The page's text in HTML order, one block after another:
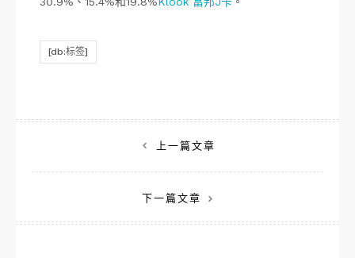
[db:标签]
章
上一篇文章
下一篇文章